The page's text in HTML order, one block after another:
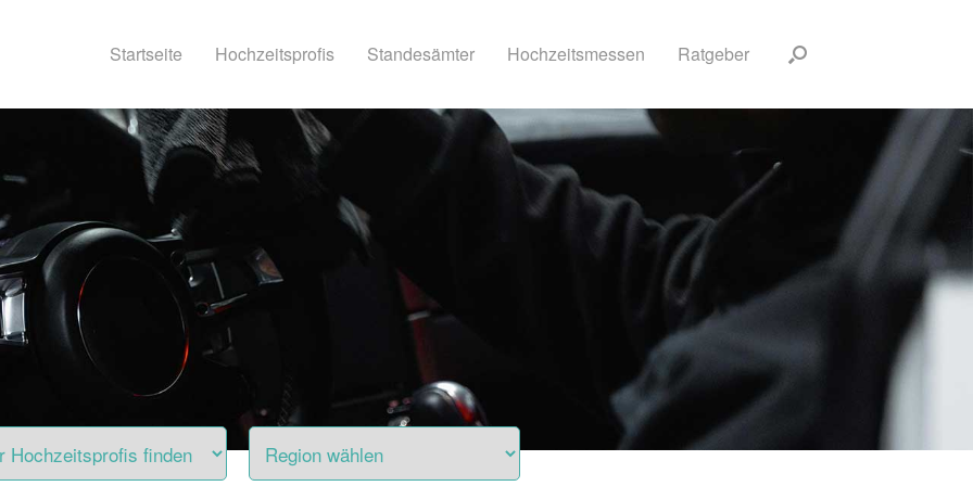
Startseite Hochzeitsprofis Standesämter Hochzeitsmessen Ratgeber